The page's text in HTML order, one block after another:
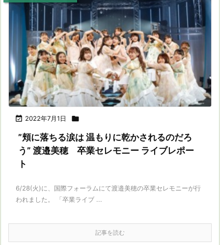
 2022年7月1日 
”頬に落ちる涙は 温もりに乾かされるのだろ
う” 渡邉美穂 卒業セレモニー ライブレポー
ト
6/28(火)に、国際フォーラムにて渡邉美穂の卒業セレモニーが行
われました。 「卒業ライブ ...
記事を読む